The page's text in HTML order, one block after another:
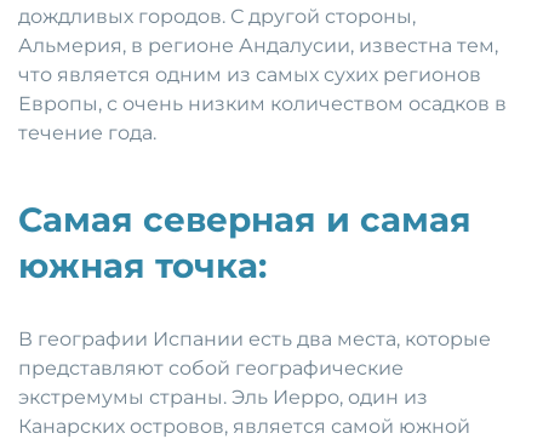
дождливых городов. С другой стороны,
Альмерия, в регионе Андалусии, известна тем,
что является одним из самых сухих регионов
Европы, с очень низким количеством осадков в
течение года.
Самая северная и самая
южная точка:
В географии Испании есть два места, которые
представляют собой географические
экстремумы страны. Эль Иерро, один из
Канарских островов, является самой южной